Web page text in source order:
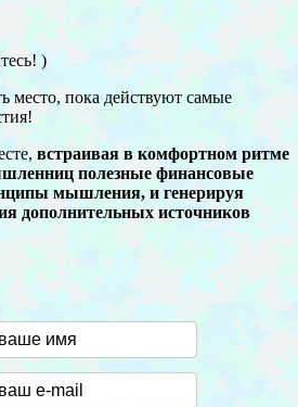
)
место, пока действуют самые
встраивая в комфортном ритме
полезные финансовые
мышления, и генерируя
дополнительных источников